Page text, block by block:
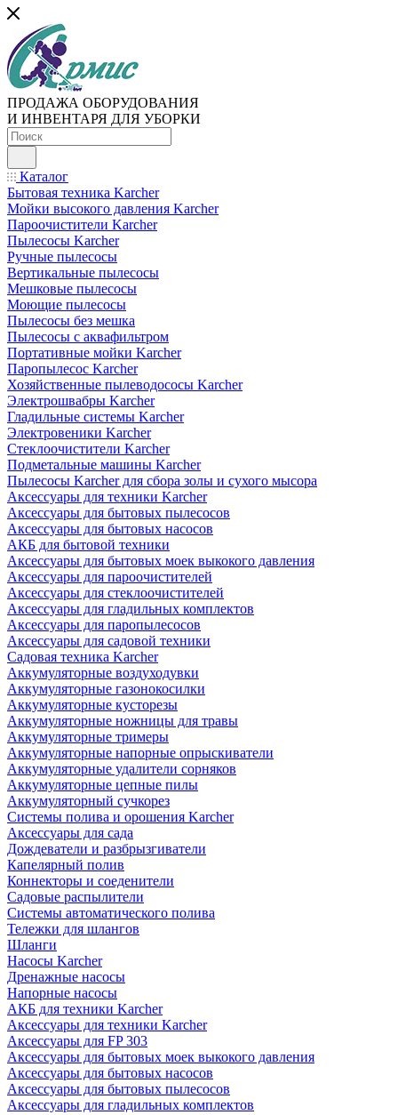
ПРОДАЖА ОБОРУДОВАНИЯ
И ИНВЕНТАРЯ ДЛЯ УБОРКИ
Каталог
Бытовая техника Karcher
Мойки высокого давления Karcher
Пароочистители Karcher
Пылесосы Karcher
Ручные пылесосы
Вертикальные пылесосы
Мешковые пылесосы
Моющие пылесосы
Пылесосы без мешка
Пылесосы с аквафильтром
Портативные мойки Karcher
Паропылесос Karcher
Хозяйственные пылеводососы Karcher
Электрошвабры Karcher
Гладильные системы Karcher
Электровеники Karcher
Стеклоочистители Karcher
Подметальные машины Karcher
Пылесосы Karcher для сбора золы и сухого мысора
Аксессуары для техники Karcher
Аксессуары для бытовых пылесосов
Аксессуары для бытовых насосов
АКБ для бытовой техники
Аксессуары для бытовых моек выкокого давления
Аксессуары для пароочистителей
Аксессуары для стеклоочистителей
Аксессуары для гладильных комплектов
Аксессуары для паропылесосов
Аксессуары для садовой техники
Садовая техника Karcher
Аккумуляторные воздуходувки
Аккумуляторные газонокосилки
Аккумуляторные кусторезы
Аккумуляторные ножницы для травы
Аккумуляторные тримеры
Аккумуляторные напорные опрыскиватели
Аккумуляторные удалители сорняков
Аккумуляторные цепные пилы
Аккумуляторный сучкорез
Системы полива и орошения Karcher
Аксессуары для сада
Дождеватели и разбрызгиватели
Капелярный полив
Коннекторы и соеденители
Садовые распылители
Системы автоматического полива
Тележки для шлангов
Шланги
Насосы Karcher
Дренажные насосы
Напорные насосы
АКБ для техники Karcher
Аксессуары для техники Karcher
Аксессуары для FP 303
Аксессуары для бытовых моек выкокого давления
Аксессуары для бытовых насосов
Аксессуары для бытовых пылесосов
Аксессуары для гладильных комплектов